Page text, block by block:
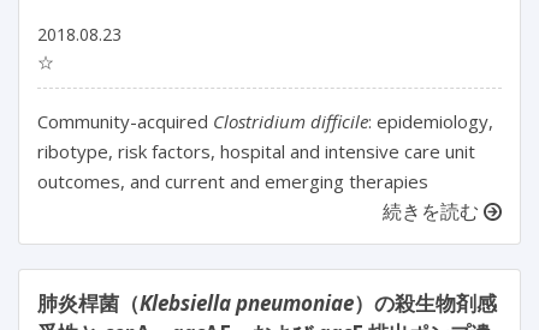
2018.08.23
☆
Community-acquired Clostridium difficile: epidemiology,
ribotype, risk factors, hospital and intensive care unit
outcomes, and current and emerging therapies
続きを読む
肺炎桿菌（Klebsiella pneumoniae）の殺生物剤感